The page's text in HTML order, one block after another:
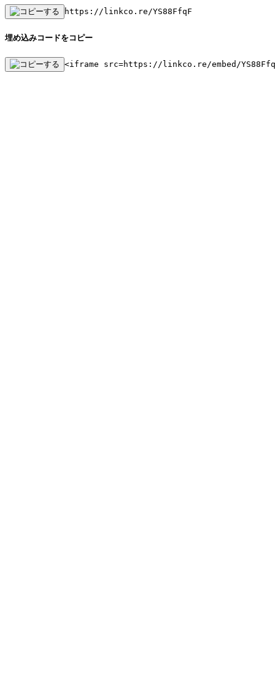
https://linkco.re/YS88FfqF
埋め込みコードをコピー
<iframe src=https://linkco.re/embed/